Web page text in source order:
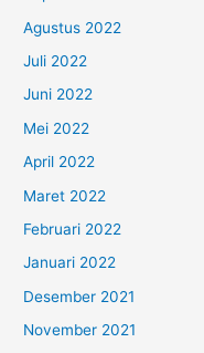
Agustus 2022
Juli 2022
Juni 2022
Mei 2022
April 2022
Maret 2022
Februari 2022
Januari 2022
Desember 2021
November 2021